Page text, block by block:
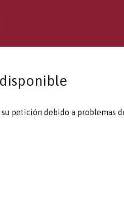
petición debido a problemas